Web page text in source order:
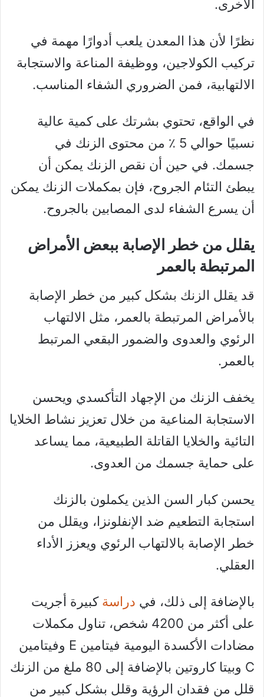
الأخرى.
نظرًا لأن هذا المعدن يلعب أدوارًا مهمة في
تركيب الكولاجين، ووظيفة المناعة والاستجابة
الالتهابية، فمن الضروري الشفاء المناسب.
في الواقع، تحتوي بشرتك على كمية عالية
نسبيًا حوالي 5 ٪ من محتوى الزنك في
جسمك. في حين أن نقص الزنك يمكن أن
يبطئ التئام الجروح، فإن بمكملات الزنك يمكن
أن يسرع الشفاء لدى المصابين بالجروح.
يقلل من خطر الإصابة ببعض الأمراض
المرتبطة بالعمر
قد يقلل الزنك بشكل كبير من خطر الإصابة
بالأمراض المرتبطة بالعمر، مثل الالتهاب
الرئوي والعدوى والضمور البقعي المرتبط
بالعمر.
يخفف الزنك من الإجهاد التأكسدي ويحسن
الاستجابة المناعية من خلال تعزيز نشاط الخلايا
التائية والخلايا القاتلة الطبيعية، مما يساعد
على حماية جسمك من العدوى.
يحسن كبار السن الذين يكملون بالزنك
استجابة التطعيم ضد الإنفلونزا، ويقلل من
خطر الإصابة بالالتهاب الرئوي ويعزز الأداء
العقلي.
بالإضافة إلى ذلك، في دراسة كبيرة أجريت
على أكثر من 4200 شخص، تناول مكملات
مضادات الأكسدة اليومية فيتامين E وفيتامين
C وبيتا كاروتين بالإضافة إلى 80 ملغ من الزنك
قلل من فقدان الرؤية وقلل بشكل كبير من